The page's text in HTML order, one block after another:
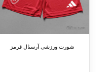
شورت ورزشی آرسنال قرمز